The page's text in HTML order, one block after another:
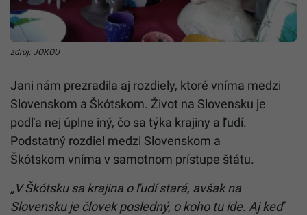
zdroj: JOKOU
Jani nám prezradila aj rozdiely, ktoré vníma medzi
Slovenskom a Škótskom. Život na Slovensku je
podľa nej úplne iný, čo sa týka krajiny a ľudí.
Podstatný rozdiel medzi Slovenskom a
Škótskom vníma v samotnom prístupe štátu.
„V Škótsku sa krajina o ľudí stará, avšak na
Slovensku je človek posledný, o koho tu ide. Aj keď